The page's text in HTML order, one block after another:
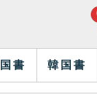
書 韓国書